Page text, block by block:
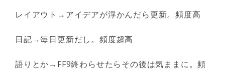
レイアウト→アイデアが浮かんだら更新。頻度高
日記→毎日更新だし。頻度超高
語りとか→FF9終わらせたらその後は気ままに。頻